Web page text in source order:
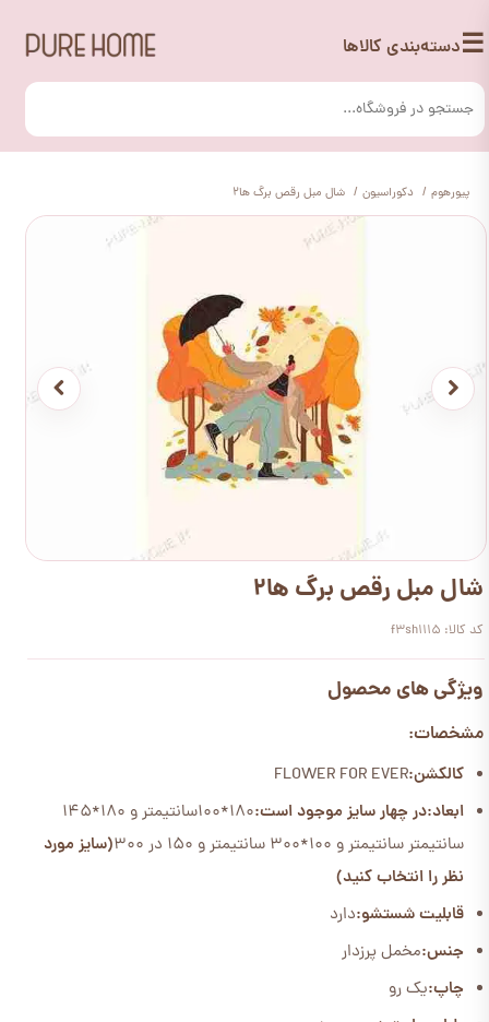
☰دسته‌بندی کالاها
پیورهوم دکوراسیون شال مبل رقص برگ ها2
شال مبل رقص برگ ها2
کد کالا: f3sh1115
ویژگی های محصول
مشخصات:
کالکشن:FLOWER FOR EVER
ابعاد:در چهار سایز موجود است:
180*100سانتیمتر و 180*145
سانتیمتر سانتیمتر و 100*300 سانتیمتر و 150 در 300
(سایز مورد
نظر را انتخاب کنید)
قابلیت شستشو:دارد
جنس:مخمل پرزدار
چاپ:یک رو